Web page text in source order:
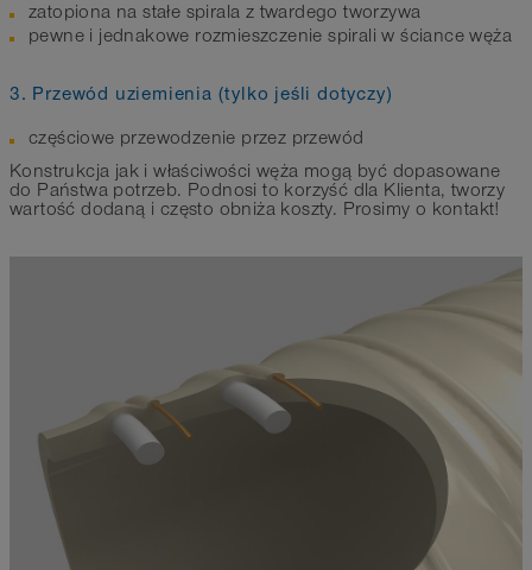
zatopiona na stałe spirala z twardego tworzywa
pewne i jednakowe rozmieszczenie spirali w ściance węża
3. Przewód uziemienia (tylko jeśli dotyczy)
częściowe przewodzenie przez przewód
Konstrukcja jak i właściwości węża mogą być dopasowane
do Państwa potrzeb. Podnosi to korzyść dla Klienta, tworzy
wartość dodaną i często obniża koszty. Prosimy o kontakt!